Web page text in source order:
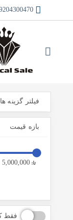
فیلتر گزینه ها
بازه قیمت
تا: 5,000,000
فقط